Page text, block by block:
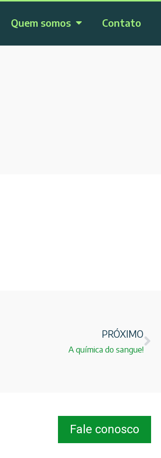
Quem somos Contato
PRÓXIMO
A química do sangue!
Fale conosco